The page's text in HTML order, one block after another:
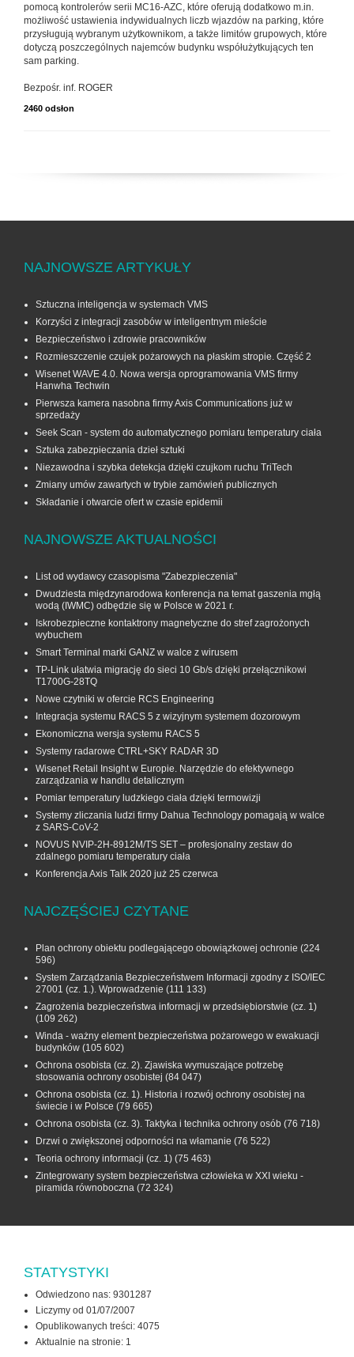
pomocą kontrolerów serii MC16-AZC, które oferują dodatkowo m.in.
możliwość ustawienia indywidualnych liczb wjazdów na parking, które
przysługują wybranym użytkownikom, a także limitów grupowych, które
dotyczą poszczególnych najemców budynku współużytkujących ten
sam parking.
Bezpośr. inf. ROGER
2460 odsłon
NAJNOWSZE ARTYKUŁY
Sztuczna inteligencja w systemach VMS
Korzyści z integracji zasobów w inteligentnym mieście
Bezpieczeństwo i zdrowie pracowników
Rozmieszczenie czujek pożarowych na płaskim stropie. Część 2
Wisenet WAVE 4.0. Nowa wersja oprogramowania VMS firmy
Hanwha Techwin
Pierwsza kamera nasobna firmy Axis Communications już w
sprzedaży
Seek Scan - system do automatycznego pomiaru temperatury ciała
Sztuka zabezpieczania dzieł sztuki
Niezawodna i szybka detekcja dzięki czujkom ruchu TriTech
Zmiany umów zawartych w trybie zamówień publicznych
Składanie i otwarcie ofert w czasie epidemii
NAJNOWSZE AKTUALNOŚCI
List od wydawcy czasopisma "Zabezpieczenia"
Dwudziesta międzynarodowa konferencja na temat gaszenia mgłą
wodą (IWMC) odbędzie się w Polsce w 2021 r.
Iskrobezpieczne kontaktrony magnetyczne do stref zagrożonych
wybuchem
Smart Terminal marki GANZ w walce z wirusem
TP-Link ułatwia migrację do sieci 10 Gb/s dzięki przełącznikowi
T1700G‑28TQ
Nowe czytniki w ofercie RCS Engineering
Integracja systemu RACS 5 z wizyjnym systemem dozorowym
Ekonomiczna wersja systemu RACS 5
Systemy radarowe CTRL+SKY RADAR 3D
Wisenet Retail Insight w Europie. Narzędzie do efektywnego
zarządzania w handlu detalicznym
Pomiar temperatury ludzkiego ciała dzięki termowizji
Systemy zliczania ludzi firmy Dahua Technology pomagają w walce
z SARS-CoV-2
NOVUS NVIP-2H-8912M/TS SET – profesjonalny zestaw do
zdalnego pomiaru temperatury ciała
Konferencja Axis Talk 2020 już 25 czerwca
NAJCZĘŚCIEJ CZYTANE
Plan ochrony obiektu podlegającego obowiązkowej ochronie (224
596)
System Zarządzania Bezpieczeństwem Informacji zgodny z ISO/IEC
27001 (cz. 1.). Wprowadzenie (111 133)
Zagrożenia bezpieczeństwa informacji w przedsiębiorstwie (cz. 1)
(109 262)
Winda - ważny element bezpieczeństwa pożarowego w ewakuacji
budynków (105 602)
Ochrona osobista (cz. 2). Zjawiska wymuszające potrzebę
stosowania ochrony osobistej (84 047)
Ochrona osobista (cz. 1). Historia i rozwój ochrony osobistej na
świecie i w Polsce (79 665)
Ochrona osobista (cz. 3). Taktyka i technika ochrony osób (76 718)
Drzwi o zwiększonej odporności na włamanie (76 522)
Teoria ochrony informacji (cz. 1) (75 463)
Zintegrowany system bezpieczeństwa człowieka w XXI wieku -
piramida równoboczna (72 324)
STATYSTYKI
Odwiedzono nas: 9301287
Liczymy od 01/07/2007
Opublikowanych treści: 4075
Aktualnie na stronie: 1